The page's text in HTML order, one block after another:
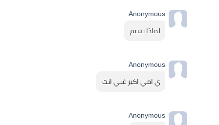
Anonymous
لماذا تشتم
Anonymous
ي امي اكبر غبي انت
Anonymous